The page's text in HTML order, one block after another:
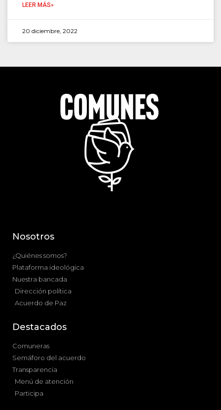
LEER MÁS»
20 diciembre, 2022
Nosotros
¿Quiénes somos?
Plataforma ideológica
Nuestra bancada
Dirección política
Acuerdo de Paz
Destacados
Comuneras
Semáforo del acuerdo
Transparencia
Menú de atención
Participa